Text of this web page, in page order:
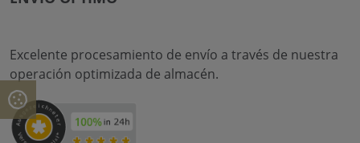
Excelente procesamiento de envío a través de nuestra
operación optimizada de almacén.